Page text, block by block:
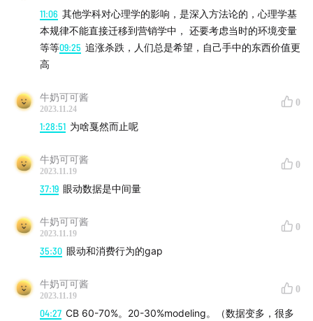
/ 提到的研究 /
经典事件：（百事 vs 可乐）2004 年可口可乐与百事可乐
的盲测实验，发表在 Neuron 上，他运用 fMRI 的数据，
证明了在有品牌标示，人们认为自己在品尝的是可口可乐
的时候，大脑中与奖励有关的区域会变得异常兴奋
eugrafal.free.fr
眼动技术用于消费者研究的例子：彗星所在实验室在做的
实验，用眼动分析人们对于弹幕的注意力留存，眼动数据
的分析一般会结合热力图 例如停留时间比较长的地方，就
是人们注意力集中的地方（Credit to Yi Su; Liyin Jin,
Fudan University）
11:06 其他学科对心理学的影响，是深入方法论的，心理学基
本规律不能直接迁移到营销学中， 还要考虑当时的环境变量
等等09:25 追涨杀跌，人们总是希望，自己手中的东西价值更
高
牛奶可可酱
2023.11.24
0
1:28:51 为啥戛然而止呢
牛奶可可酱
2023.11.19
0
37:19 眼动数据是中间量
牛奶可可酱
2023.11.19
0
35:30 眼动和消费行为的gap
牛奶可可酱
2023.11.19
0
04:27 CB 60-70%。20-30%modeling。（数据变多，很多